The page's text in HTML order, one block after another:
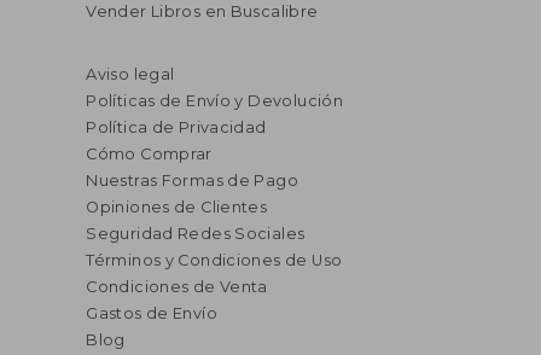
Vender Libros en Buscalibre
Aviso legal
Políticas de Envío y Devolución
Política de Privacidad
Cómo Comprar
Nuestras Formas de Pago
Opiniones de Clientes
Seguridad Redes Sociales
Términos y Condiciones de Uso
Condiciones de Venta
Gastos de Envío
Blog